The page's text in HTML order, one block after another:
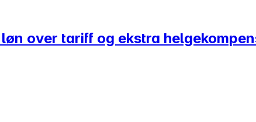
over tariff og ekstra